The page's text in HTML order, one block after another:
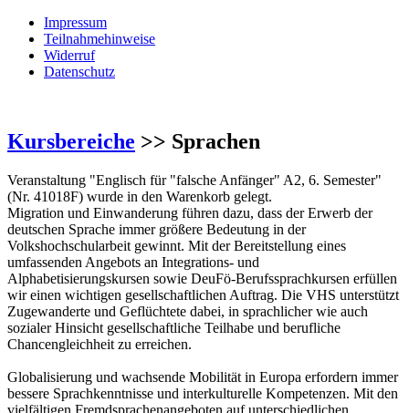
Impressum
Teilnahmehinweise
Widerruf
Datenschutz
Kursbereiche >> Sprachen
Veranstaltung "Englisch für "falsche Anfänger" A2, 6. Semester"
(Nr. 41018F) wurde in den Warenkorb gelegt.
Migration und Einwanderung führen dazu, dass der Erwerb der
deutschen Sprache immer größere Bedeutung in der
Volkshochschularbeit gewinnt. Mit der Bereitstellung eines
umfassenden Angebots an Integrations- und
Alphabetisierungskursen sowie DeuFö-Berufssprachkursen erfüllen
wir einen wichtigen gesellschaftlichen Auftrag. Die VHS unterstützt
Zugewanderte und Geflüchtete dabei, in sprachlicher wie auch
sozialer Hinsicht gesellschaftliche Teilhabe und berufliche
Chancengleichheit zu erreichen.
Globalisierung und wachsende Mobilität in Europa erfordern immer
bessere Sprachkenntnisse und interkulturelle Kompetenzen. Mit den
vielfältigen Fremdsprachenangeboten auf unterschiedlichen